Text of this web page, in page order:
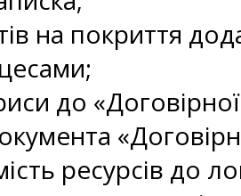
на покриття
до «Договірної
ресурсів до